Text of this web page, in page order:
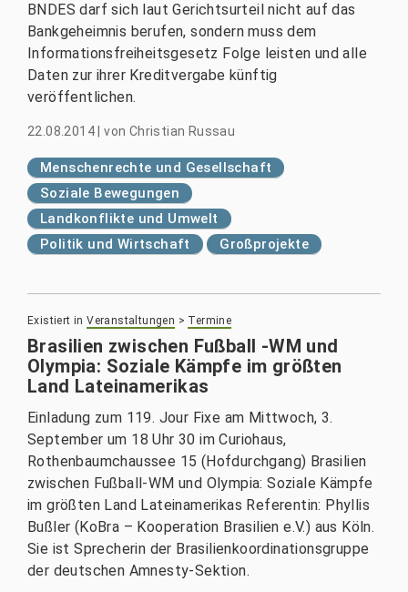
BNDES darf sich laut Gerichtsurteil nicht auf das
Bankgeheimnis berufen, sondern muss dem
Informationsfreiheitsgesetz Folge leisten und alle
Daten zur ihrer Kreditvergabe künftig
veröffentlichen.
22.08.2014 |von Christian Russau
Menschenrechte und Gesellschaft
Soziale Bewegungen
Landkonflikte und Umwelt
Politik und Wirtschaft
Großprojekte
Existiert in Veranstaltungen > Termine
Brasilien zwischen Fußball -WM und
Olympia: Soziale Kämpfe im größten
Land Lateinamerikas
Einladung zum 119. Jour Fixe am Mittwoch, 3.
September um 18 Uhr 30 im Curiohaus,
Rothenbaumchaussee 15 (Hofdurchgang) Brasilien
zwischen Fußball-WM und Olympia: Soziale Kämpfe
im größten Land Lateinamerikas Referentin: Phyllis
Bußler (KoBra – Kooperation Brasilien e.V.) aus Köln.
Sie ist Sprecherin der Brasilienkoordinationsgruppe
der deutschen Amnesty-Sektion.